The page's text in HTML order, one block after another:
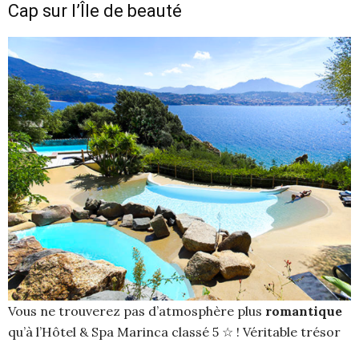
Cap sur l’Île de beauté
Vous ne trouverez pas d’atmosphère plus romantique
qu’à l’Hôtel & Spa Marinca classé 5 ☆ ! Véritable trésor